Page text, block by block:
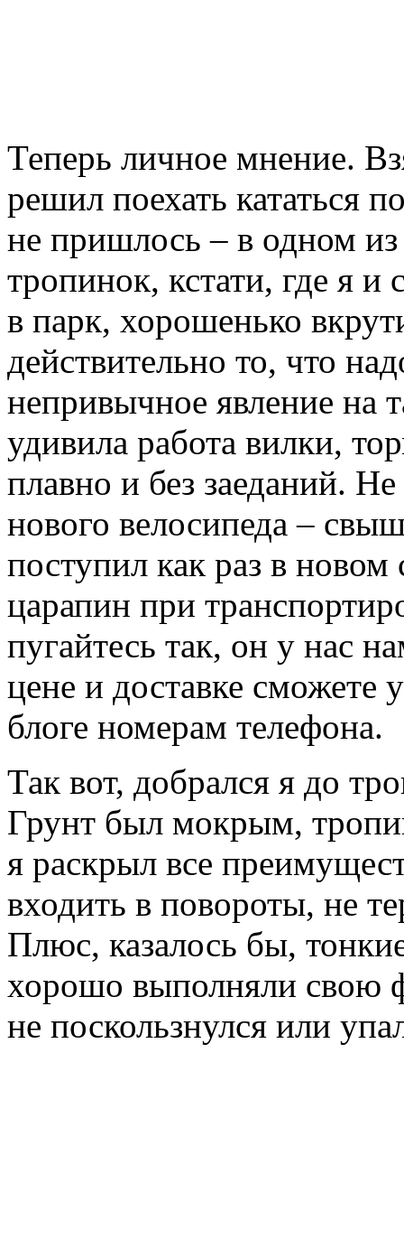
Теперь личное мнение.
решил поехать кататься
не пришлось – в одном
тропинок, кстати, где я
в парк, хорошенько
действительно то, что
непривычное явление на
удивила работа вилки,
плавно и без заеданий.
нового велосипеда –
поступил как раз в
царапин при
пугайтесь так, он у нас
цене и доставке сможете
блоге номерам телефона.
Так вот, добрался я до
Грунт был мокрым,
я раскрыл все
входить в повороты, не
Плюс, казалось бы,
хорошо выполняли свою
не поскользнулся или